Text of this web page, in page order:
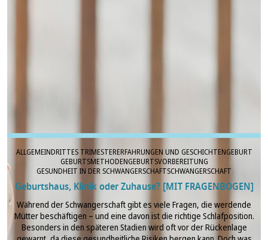
ALLGEMEINDRITTES TRIMESTERERFAHRUNGEN UND GESCHICHTENGEBURT
GEBURTSMETHODENGEBURTSVORBEREITUNG
GESUNDHEIT IN DER SCHWANGERSCHAFTSCHWANGERSCHAFT
Geburtshaus, Klinik oder Zuhause? [MIT FRAGENBOGEN]
Während der Schwangerschaft gibt es viele Fragen, die werdende
Mütter beschäftigen – und eine davon ist die richtige Schlafposition.
Besonders in den späteren Stadien wird oft vor der Rückenlage